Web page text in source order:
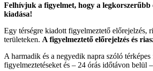
Felhívjuk a figyelmet, hogy a legkorszerűbb
kiadása!
Egy térségre kiadott figyelmeztető előrejelzés,
területeken. A figyelmeztető előrejelzés és
A harmadik és a negyedik napra szóló
figyelmeztetéseket és – 24 órás időtávon belül